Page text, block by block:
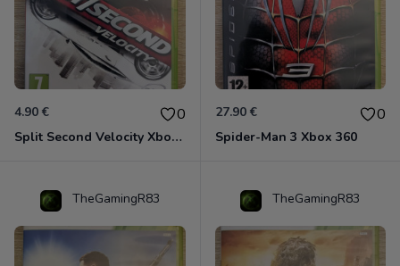
4.90 € 0
Split Second Velocity Xbox 360
27.90 € 0
Spider-Man 3 Xbox 360
TheGamingR83 TheGamingR83